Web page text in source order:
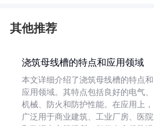
其他推荐
浇筑母线槽的特点和应用领域
本文详细介绍了浇筑母线槽的特点和
应用领域。其特点包括良好的电气、
机械、防火和防护性能。在应用上，
广泛用于商业建筑、工业厂房、医院